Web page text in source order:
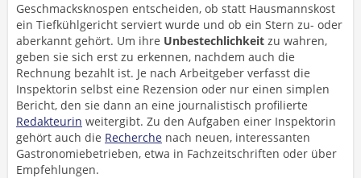
Geschmacksknospen entscheiden, ob statt Hausmannskost
ein Tiefkühlgericht serviert wurde und ob ein Stern zu- oder
aberkannt gehört. Um ihre Unbestechlichkeit zu wahren,
geben sie sich erst zu erkennen, nachdem auch die
Rechnung bezahlt ist. Je nach Arbeitgeber verfasst die
Inspektorin selbst eine Rezension oder nur einen simplen
Bericht, den sie dann an eine journalistisch profilierte
Redakteurin weitergibt. Zu den Aufgaben einer Inspektorin
gehört auch die Recherche nach neuen, interessanten
Gastronomiebetrieben, etwa in Fachzeitschriften oder über
Empfehlungen.